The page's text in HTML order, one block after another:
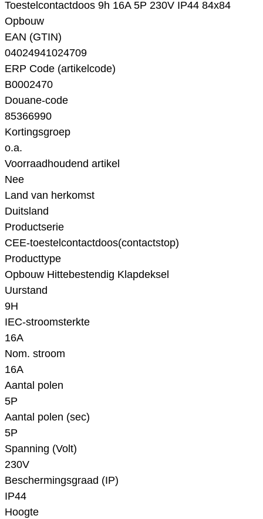
Toestelcontactdoos 9h 16A 5P 230V IP44 84x84
Opbouw
EAN (GTIN)
04024941024709
ERP Code (artikelcode)
B0002470
Douane-code
85366990
Kortingsgroep
o.a.
Voorraadhoudend artikel
Nee
Land van herkomst
Duitsland
Productserie
CEE-toestelcontactdoos(contactstop)
Producttype
Opbouw Hittebestendig Klapdeksel
Uurstand
9H
IEC-stroomsterkte
16A
Nom. stroom
16A
Aantal polen
5P
Aantal polen (sec)
5P
Spanning (Volt)
230V
Beschermingsgraad (IP)
IP44
Hoogte